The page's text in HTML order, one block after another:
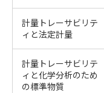
計量トレーサビリテ
ィと法定計量
計量トレーサビリテ
ィと化学分析のため
の標準物質